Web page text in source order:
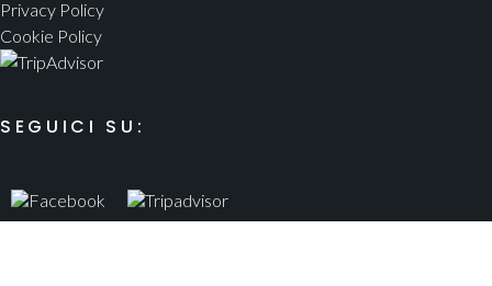
Privacy Policy
Cookie Policy
SEGUICI SU: